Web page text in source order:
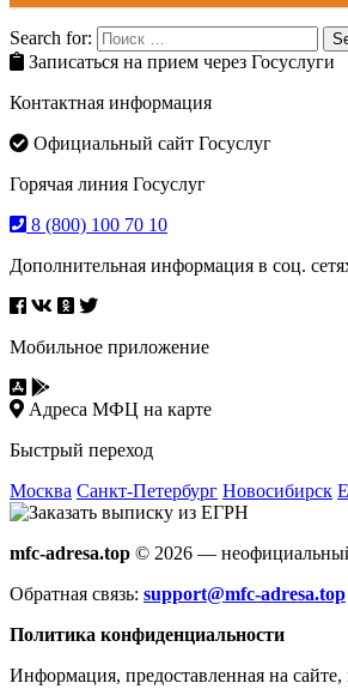
Search for:
Записаться на прием через Госуслуги
Контактная информация
Официальный сайт Госуслуг
Горячая линия Госуслуг
8 (800) 100 70 10
Дополнительная информация в соц.
Мобильное приложение
Адреса МФЦ на карте
Быстрый переход
Москва Санкт-Петербург Новосибирск
mfc-adresa.top © 2026 —
Обратная связь: support@mfc-adresa.top
Политика конфиденциальности
Информация, предоставленная на